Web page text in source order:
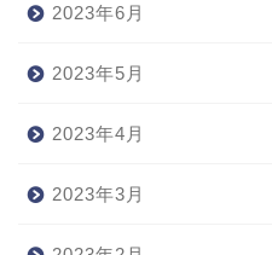
2023年6月
2023年5月
2023年4月
2023年3月